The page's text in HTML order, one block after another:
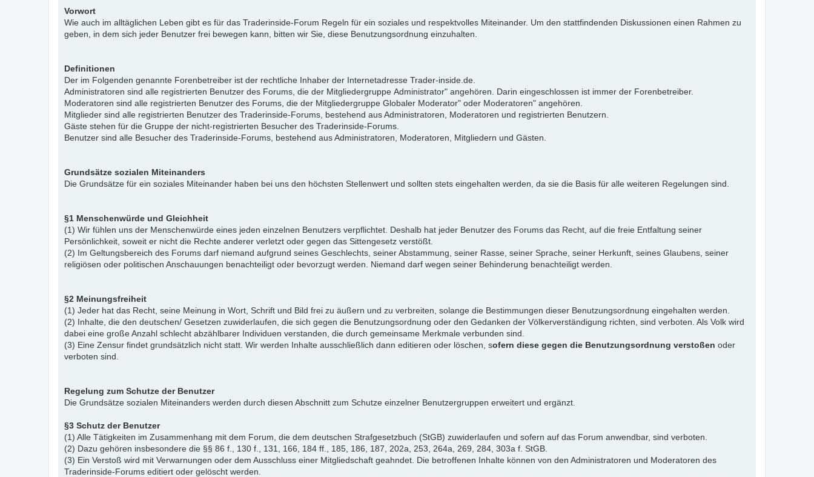
Vorwort
Wie auch im alltäglichen Leben gibt es für das Traderinside-Forum Regeln für ein soziales und respektvolles Miteinander. Um den stattfindenden Diskussionen einen Rahmen zu
geben, in dem sich jeder Benutzer frei bewegen kann, bitten wir Sie, diese Benutzungsordnung einzuhalten.
Definitionen
Der im Folgenden genannte Forenbetreiber ist der rechtliche Inhaber der Internetadresse Trader-inside.de.
Administratoren sind alle registrierten Benutzer des Forums, die der Mitgliedergruppe Administrator" angehören. Darin eingeschlossen ist immer der Forenbetreiber.
Moderatoren sind alle registrierten Benutzer des Forums, die der Mitgliedergruppe Globaler Moderator" oder Moderatoren" angehören.
Mitglieder sind alle registrierten Benutzer des Traderinside-Forums, bestehend aus Administratoren, Moderatoren und registrierten Benutzern.
Gäste stehen für die Gruppe der nicht-registrierten Besucher des Traderinside-Forums.
Benutzer sind alle Besucher des Traderinside-Forums, bestehend aus Administratoren, Moderatoren, Mitgliedern und Gästen.
Grundsätze sozialen Miteinanders
Die Grundsätze für ein soziales Miteinander haben bei uns den höchsten Stellenwert und sollten stets eingehalten werden, da sie die Basis für alle weiteren Regelungen sind.
§1 Menschenwürde und Gleichheit
(1) Wir fühlen uns der Menschenwürde eines jeden einzelnen Benutzers verpflichtet. Deshalb hat jeder Benutzer des Forums das Recht, auf die freie Entfaltung seiner
Persönlichkeit, soweit er nicht die Rechte anderer verletzt oder gegen das Sittengesetz verstößt.
(2) Im Geltungsbereich des Forums darf niemand aufgrund seines Geschlechts, seiner Abstammung, seiner Rasse, seiner Sprache, seiner Herkunft, seines Glaubens, seiner
religiösen oder politischen Anschauungen benachteiligt oder bevorzugt werden. Niemand darf wegen seiner Behinderung benachteiligt werden.
§2 Meinungsfreiheit
(1) Jeder hat das Recht, seine Meinung in Wort, Schrift und Bild frei zu äußern und zu verbreiten, solange die Bestimmungen dieser Benutzungsordnung eingehalten werden.
(2) Inhalte, die den deutschen/ Gesetzen zuwiderlaufen, die sich gegen die Benutzungsordnung oder den Gedanken der Völkerverständigung richten, sind verboten. Als Volk wird
dabei eine große Anzahl schlecht abzählbarer Individuen verstanden, die durch gemeinsame Merkmale verbunden sind.
(3) Eine Zensur findet grundsätzlich nicht statt. Wir werden Inhalte ausschließlich dann editieren oder löschen, sofern diese gegen die Benutzungsordnung verstoßen oder
verboten sind.
Regelung zum Schutze der Benutzer
Die Grundsätze sozialen Miteinanders werden durch diesen Abschnitt zum Schutze einzelner Benutzergruppen erweitert und ergänzt.
§3 Schutz der Benutzer
(1) Alle Tätigkeiten im Zusammenhang mit dem Forum, die dem deutschen Strafgesetzbuch (StGB) zuwiderlaufen und sofern auf das Forum anwendbar, sind verboten.
(2) Dazu gehören insbesondere die §§ 86 f., 130 f., 131, 166, 184 ff., 185, 186, 187, 202a, 253, 264a, 269, 284, 303a f. StGB.
(3) Ein Verstoß wird mit Verwarnungen oder dem Ausschluss einer Mitgliedschaft geahndet. Die betroffenen Inhalte können von den Administratoren und Moderatoren des
Traderinside-Forums editiert oder gelöscht werden.